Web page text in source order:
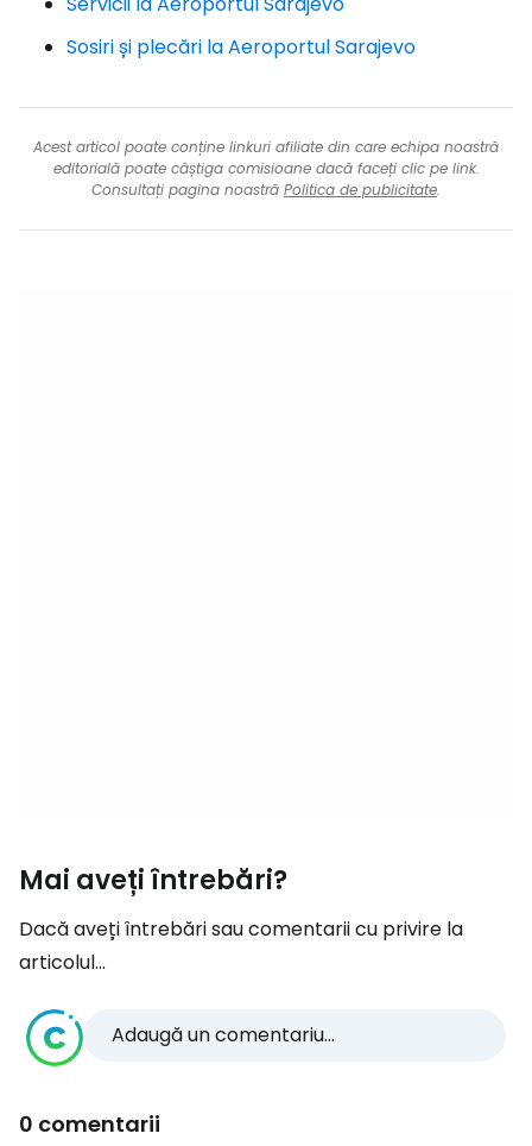
Sosiri și plecări la Aeroportul Sarajevo
Acest articol poate conține linkuri afiliate din care echipa noastră
editorială poate câștiga comisioane dacă faceți clic pe link.
Consultați pagina noastră Politica de publicitate.
Mai aveți întrebări?
Dacă aveți întrebări sau comentarii cu privire la
articolul...
Adaugă un comentariu...
0 comentarii